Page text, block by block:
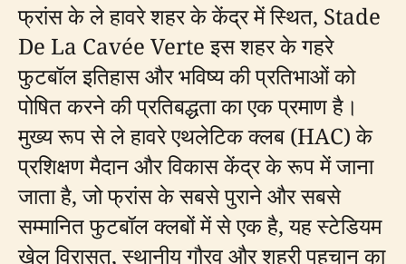
फ्रांस के ले हावरे शहर के केंद्र में स्थित, Stade
De La Cavée Verte इस शहर के गहरे
फुटबॉल इतिहास और भविष्य की प्रतिभाओं को
पोषित करने की प्रतिबद्धता का एक प्रमाण है।
मुख्य रूप से ले हावरे एथलेटिक क्लब (HAC) के
प्रशिक्षण मैदान और विकास केंद्र के रूप में जाना
जाता है, जो फ्रांस के सबसे पुराने और सबसे
सम्मानित फुटबॉल क्लबों में से एक है, यह स्टेडियम
खेल विरासत, स्थानीय गौरव और शहरी पहचान का